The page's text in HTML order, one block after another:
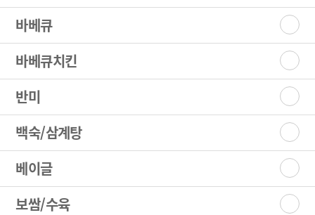
바베큐
바베큐치킨
반미
백숙/삼계탕
베이글
보쌈/수육